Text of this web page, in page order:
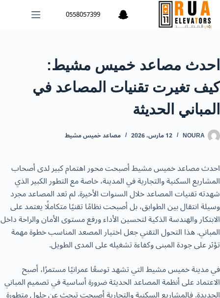
0558057399
احدث مصاعد خميس مشيط:
كيف تغيرت تقنيات المصاعد في
المباني الحديثة
NOURA 12 مارس، 2026 مصاعد خميس مشيط
احدث مصاعد خميس مشيطأصبحت محور اهتمام كبير لدى أصحاب
المشاريع السكنية والتجارية في المدينة، خاصة مع التطور الكبير الذي
شهدته تقنيات المصاعد خلال السنوات الأخيرة. لم تعد المصاعد مجرد
وسيلة انتقال بين الطوابق، بل أصبحت نظامًا تقنيًا متكاملًا يعتمد على
الابتكار والهندسة الذكية لتحسين الأداء ورفع مستوى الأمان والراحة داخل
المباني. هذا التحول التقني جعل اختيار المصعد المناسب خطوة مهمة
تؤثر على جودة المبنى وكفاءة تشغيله على المدى الطويل.
في مدينة خميس مشيط التي تشهد توسعًا عمرانيًا مستمرًا، أصبح
الاعتماد على أنظمة المصاعد الحديثة ضرورة أساسية في تصميم المباني